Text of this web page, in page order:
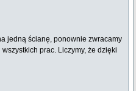
jedną ścianę, ponownie zwracamy
prac. Liczymy, że dzięki